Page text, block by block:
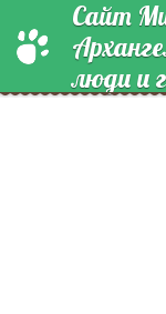
Сайт
люди и